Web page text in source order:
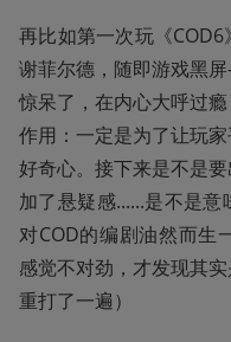
再比如第一次玩《
谢菲尔德，随即游戏黑
惊呆了，在内心大呼过
作用：一定是为了让玩
好奇心。接下来是不是
加了悬疑感......是不是
对COD的编剧油然而生
感觉不对劲，才发现其
重打了一遍）